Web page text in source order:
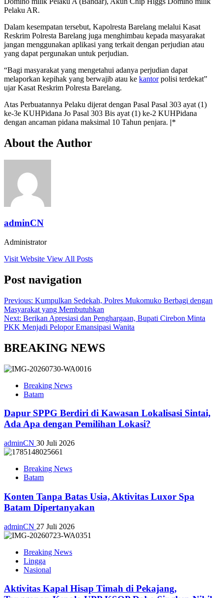
Pelaku AR.
Dalam kesempatan tersebut, Kapolresta Barelang melalui Kasat
Reskrim Polresta Barelang juga menghimbau kepada masyarakat
jangan menggunakan aplikasi yang terkait dengan perjudian atau
yang dapat pergunakan untuk perjudian.
“Bagi masyarakat yang mengetahui adanya perjudian dapat
melaporkan kepihak yang berwajib atau ke kantorpolisi terdekat”
ujar Kasat Reskrim Polresta Barelang.
Atas Perbuatannya Pelaku dijerat dengan Pasal Pasal 303 ayat (1)
ke-3e KUHPidana Jo Pasal 303 Bis ayat (1) ke-2 KUHPidana
dengan ancaman pidana maksimal 10 Tahun penjara. |*
About the Author
adminCN
Administrator
Visit Website View All Posts
Post navigation
Previous: Kumpulkan Sedekah, Polres Mukomuko Berbagi dengan
Masyarakat yang Membutuhkan
Next: Berikan Apresiasi dan Penghargaan, Bupati Cirebon Minta
PKK Menjadi Pelopor Emansipasi Wanita
BREAKING NEWS
Breaking News
Batam
Dapur SPPG Berdiri di Kawasan Lokalisasi Sintai,
Ada Apa dengan Pemilihan Lokasi?
adminCN 30 Juli 2026
Breaking News
Batam
Konten Tanpa Batas Usia, Aktivitas Luxor Spa
Batam Dipertanyakan
adminCN 27 Juli 2026
Breaking News
Lingga
Nasional
Aktivitas Kapal Hisap Timah di Pekajang,